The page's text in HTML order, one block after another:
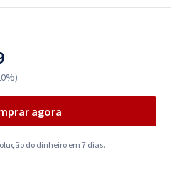
agora
do dinheiro em 7 dias.